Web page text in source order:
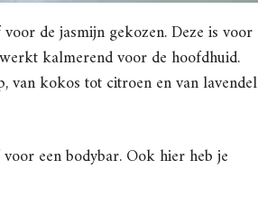
de jasmijn gekozen. Deze is voor
kalmerend voor de hoofdhuid.
van kokos tot citroen en van lavendel
een bodybar. Ook hier heb je